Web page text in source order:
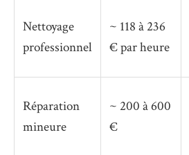
Nettoyage
professionnel
~ 118 à 236
€ par heure
Réparation
mineure
~ 200 à 600
€